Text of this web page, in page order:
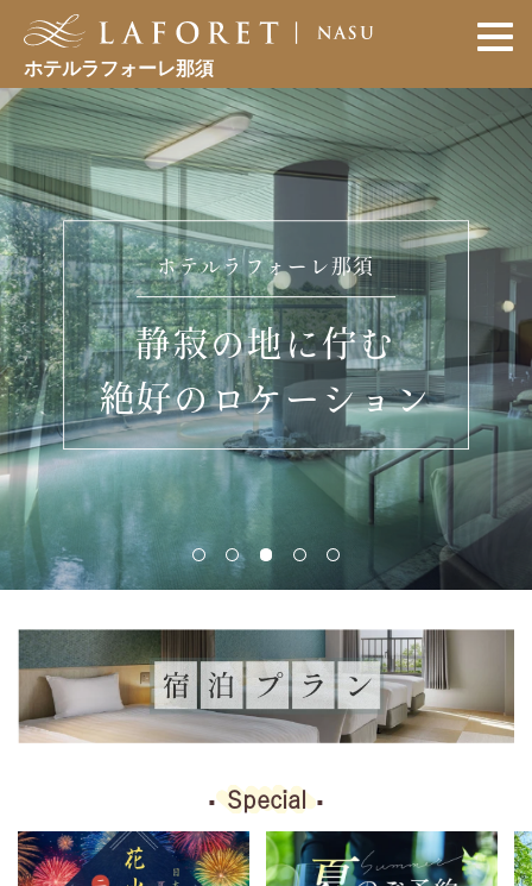
ホテルラフォーレ那須
ホテルラフォーレ那須
静寂の地に佇む
絶好のロケーション
Special